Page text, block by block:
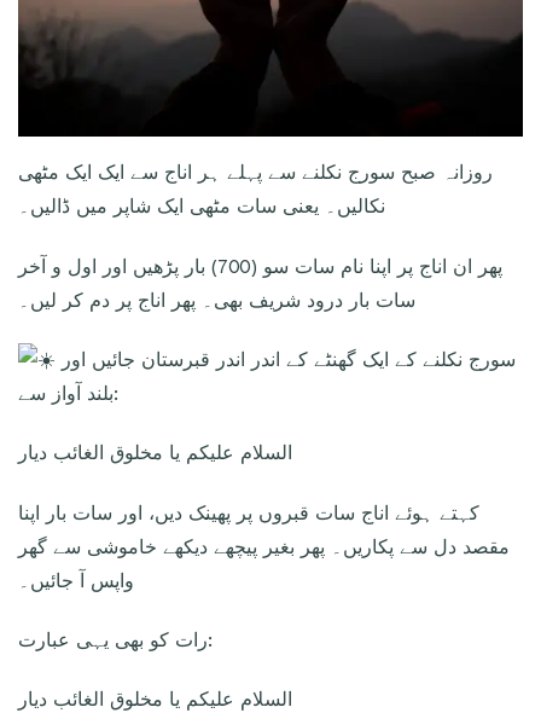
روزانہ صبح سورج نکلنے سے پہلے ہر اناج سے ایک ایک مٹھی
نکالیں۔ یعنی سات مٹھی ایک شاپر میں ڈالیں۔
پھر ان اناج پر اپنا نام سات سو (700) بار پڑھیں اور اول و آخر
سات بار درود شریف بھی۔ پھر اناج پر دم کر لیں۔
بلند آواز سے:
السلام عليكم يا مخلوق الغائب ديار
کہتے ہوئے اناج سات قبروں پر پھینک دیں، اور سات بار اپنا
مقصد دل سے پکاریں۔ پھر بغیر پیچھے دیکھے خاموشی سے گھر
واپس آ جائیں۔
رات کو بھی یہی عبارت:
السلام عليكم يا مخلوق الغائب ديار